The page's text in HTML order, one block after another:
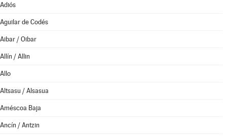
Adiós
Aguilar de Codés
Aibar / Oibar
Allín / Allin
Allo
Altsasu / Alsasua
Améscoa Baja
Ancín / Antzin